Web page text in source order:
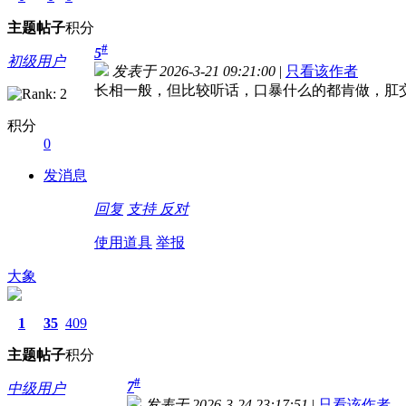
主题帖子积分
初级用户
积分
0
发消息
5#
发表于 2026-3-21 09:21:00 | 只看该作者
长相一般，但比较听话，口暴什么的都肯做，肛
回复 支持 反对
使用道具 举报
大象
1
主题
35
帖子
409
积分
中级用户 7#